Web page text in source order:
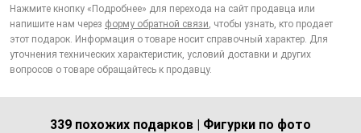
Нажмите кнопку «Подробнее» для перехода на сайт продавца или
напишите нам через форму обратной связи, чтобы узнать, кто продает
этот подарок. Информация о товаре носит справочный характер. Для
уточнения технических характеристик, условий доставки и других
вопросов о товаре обращайтесь к продавцу.
339 похожих подарков | Фигурки по фото